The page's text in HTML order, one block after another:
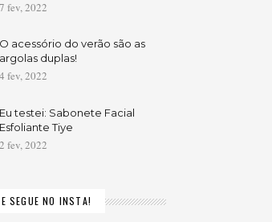
7 fev, 2022
O acessório do verão são as
argolas duplas!
4 fev, 2022
Eu testei: Sabonete Facial
Esfoliante Tiye
2 fev, 2022
SEGUE NO INSTA!